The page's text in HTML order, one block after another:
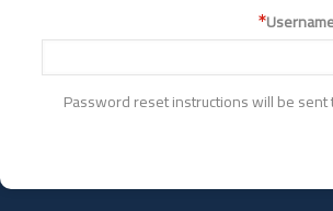
Password reset instructions will be